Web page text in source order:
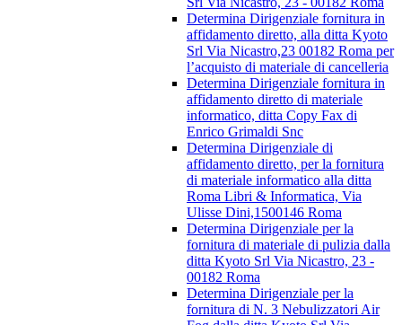
Determina Dirigenziale fornitura in
affidamento diretto, alla ditta Kyoto
Srl Via Nicastro,23 00182 Roma per
l’acquisto di materiale di cancelleria
Determina Dirigenziale fornitura in
affidamento diretto di materiale
informatico, ditta Copy Fax di
Enrico Grimaldi Snc
Determina Dirigenziale di
affidamento diretto, per la fornitura
di materiale informatico alla ditta
Roma Libri & Informatica, Via
Ulisse Dini,1500146 Roma
Determina Dirigenziale per la
fornitura di materiale di pulizia dalla
ditta Kyoto Srl Via Nicastro, 23 -
00182 Roma
Determina Dirigenziale per la
fornitura di N. 3 Nebulizzatori Air